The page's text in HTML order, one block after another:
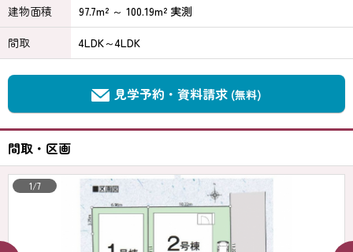
建物面積
97.7m² ～ 100.19m² 実測
間取
4LDK～4LDK
見学予約・資料請求 (無料)
間取・区画
1/7